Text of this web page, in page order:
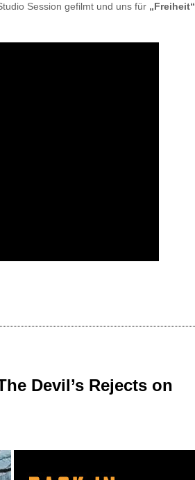
Session gefilmt und uns für „Freiheit“
Devil’s Rejects on